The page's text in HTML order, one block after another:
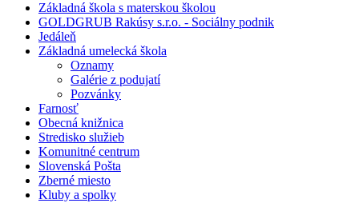
Základná škola s materskou školou
GOLDGRUB Rakúsy s.r.o. - Sociálny podnik
Jedáleň
Základná umelecká škola
Oznamy
Galérie z podujatí
Pozvánky
Farnosť
Obecná knižnica
Stredisko služieb
Komunitné centrum
Slovenská Pošta
Zberné miesto
Kluby a spolky